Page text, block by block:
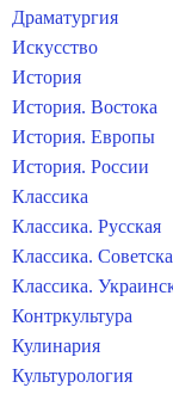
Драматургия
Искусство
История
История. Востока
История. Европы
История. России
Классика
Классика. Русская
Классика.
Классика.
Контркультура
Кулинария
Культурология